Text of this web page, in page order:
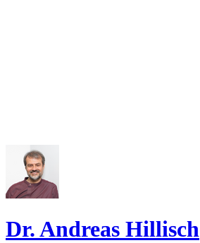
Dr. Andreas Hillisch